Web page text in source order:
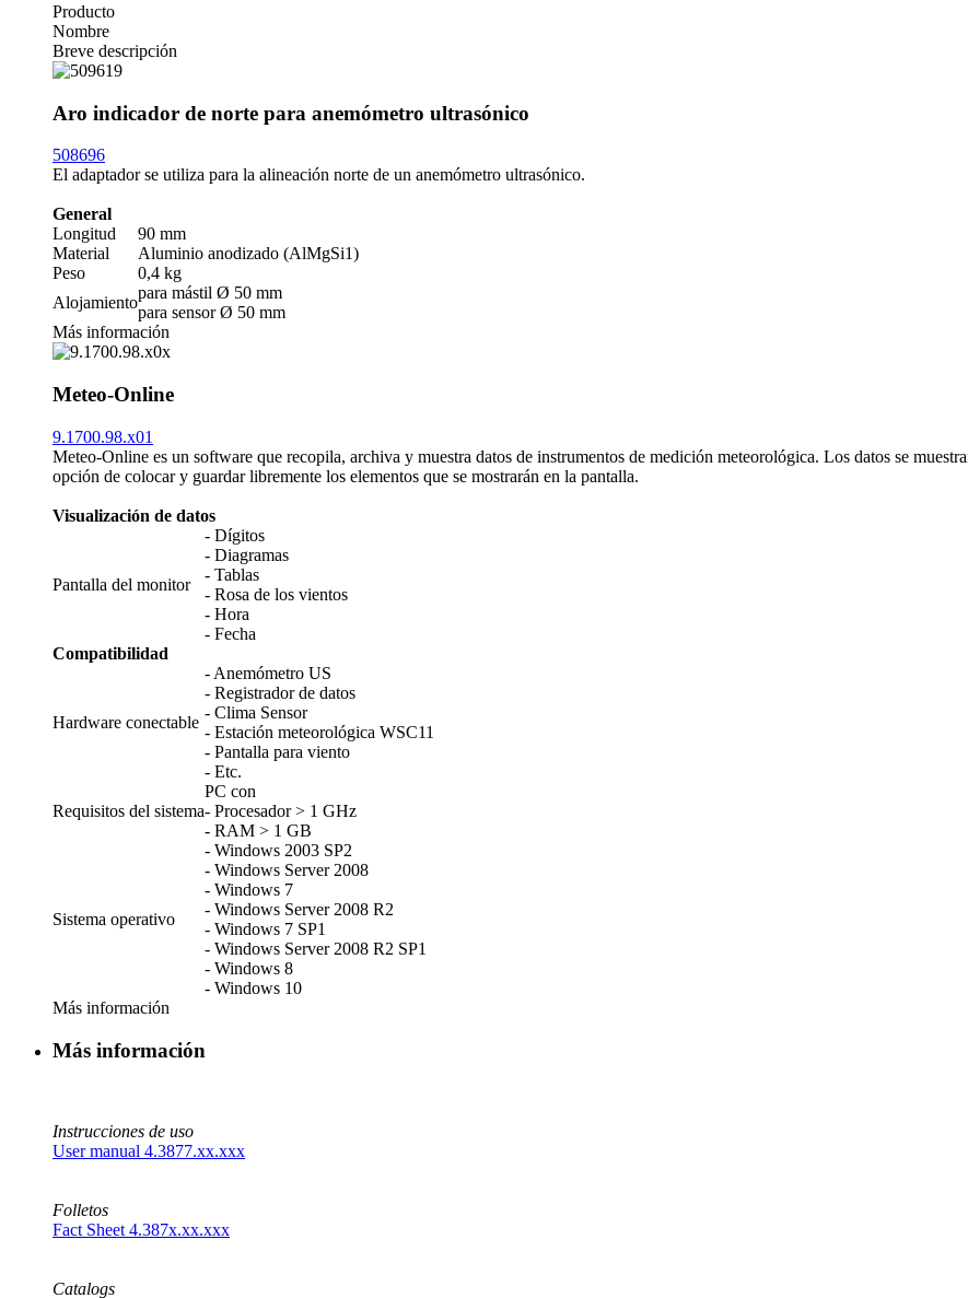
Producto
Nombre
Breve descripción
Aro indicador de norte para anemómetro ultrasónico
508696
El adaptador se utiliza para la alineación norte de un anemómetro ultrasónico.
General
Longitud
90 mm
Material
Aluminio anodizado (AlMgSi1)
Peso
0,4 kg
Alojamiento
para mástil Ø 50 mm
para sensor Ø 50 mm
Más información
Meteo-Online
9.1700.98.x01
Meteo-Online es un software que recopila, archiva y muestra datos de instrumentos de medición meteorológica. Los datos se
opción de colocar y guardar libremente los elementos que se mostrarán en la pantalla.
Visualización de datos
Pantalla del monitor
- Dígitos
- Diagramas
- Tablas
- Rosa de los vientos
- Hora
- Fecha
Compatibilidad
Hardware conectable
- Anemómetro US
- Registrador de datos
- Clima Sensor
- Estación meteorológica WSC11
- Pantalla para viento
- Etc.
Requisitos del sistema
PC con
- Procesador > 1 GHz
- RAM > 1 GB
Sistema operativo
- Windows 2003 SP2
- Windows Server 2008
- Windows 7
- Windows Server 2008 R2
- Windows 7 SP1
- Windows Server 2008 R2 SP1
- Windows 8
- Windows 10
Más información
Más información
Instrucciones de uso
User manual 4.3877.xx.xxx
Folletos
Fact Sheet 4.387x.xx.xxx
Catalogs